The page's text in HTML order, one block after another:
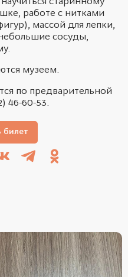
работе с нитками
массой для лепки,
сосуды,
музеем.
по предварительной
46-60-53.
билет